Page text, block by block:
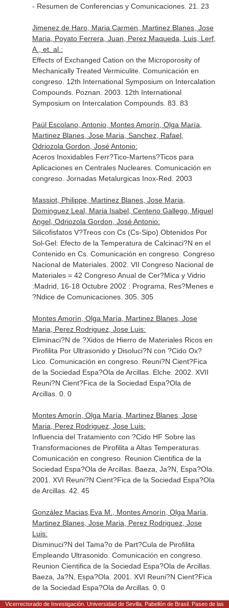
- Resumen de Conferencias y Comunicaciones. 21. 23
Jimenez de Haro, Maria Carmen, Martinez Blanes, Jose
Maria, Poyato Ferrera, Juan, Perez Maqueda, Luis, Lerf,
A., et. al.:
Effects of Exchanged Cation on the Microporosity of
Mechanically Treated Vermiculite. Comunicación en
congreso. 12th International Symposium on Intercalation
Compounds. Poznan. 2003. 12th International
Symposium on Intercalation Compounds. 83. 83
Paúl Escolano, Antonio, Montes Amorín, Olga María,
Martinez Blanes, Jose Maria, Sanchez, Rafael,
Odriozola Gordon, José Antonio:
Aceros Inoxidables Ferr?Tico-Martens?Ticos para
Aplicaciones en Centrales Nucleares. Comunicación en
congreso. Jornadas Metalurgicas Inox-Red. 2003
Massiot, Philippe, Martinez Blanes, Jose Maria,
Dominguez Leal, Maria Isabel, Centeno Gallego, Miguel
Angel, Odriozola Gordon, José Antonio:
Silicofisfatos V?Treos con Cs (Cs-Sipo) Obtenidos Por
Sol-Gel: Efecto de la Temperatura de Calcinaci?N en el
Contenido en Cs. Comunicación en congreso. Congreso
Nacional de Materiales. 2002. VII Congreso Nacional de
Materiales = 42 Congreso Anual de Cer?Mica y Vidrio
:Madrid, 16-18 Octubre 2002 : Programa, Res?Menes e
?Ndice de Comunicaciones. 305. 305
Montes Amorín, Olga María, Martinez Blanes, Jose
Maria, Perez Rodriguez, Jose Luis:
Eliminaci?N de ?Xidos de Hierro de Materiales Ricos en
Pirofilita Por Ultrasonido y Disoluci?N con ?Cido Ox?
Lico. Comunicación en congreso. Reuni?N Cient?Fica
de la Sociedad Espa?Ola de Arcillas. Elche. 2002. XVII
Reuni?N Cient?Fica de la Sociedad Espa?Ola de
Arcillas. 0. 0
Montes Amorín, Olga María, Martinez Blanes, Jose
Maria, Perez Rodriguez, Jose Luis:
Influencia del Tratamiento con ?Cido HF Sobre las
Transformaciones de Pirofilita a Altas Temperaturas.
Comunicación en congreso. Reunion Cientifica de la
Sociedad Espa?Ola de Arcillas. Baeza, Ja?N, Espa?Ola.
2001. XVI Reuni?N Cient?Fica de la Sociedad Espa?Ola
de Arcillas. 42. 45
González Macias,Eva M., Montes Amorín, Olga María,
Martinez Blanes, Jose Maria, Perez Rodriguez, Jose
Luis:
Disminuci?N del Tama?o de Part?Cula de Pirofilita
Empleando Ultrasonido. Comunicación en congreso.
Reunion Cientifica de la Sociedad Espa?Ola de Arcillas.
Baeza, Ja?N, Espa?Ola. 2001. XVI Reuni?N Cient?Fica
de la Sociedad Espa?Ola de Arcillas. 0. 0
Vicerrectorado de Investigación. Universidad de Sevilla. Pabellón de Brasil. Paseo de las